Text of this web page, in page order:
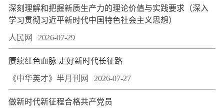
深刻理解和把握新质生产力的理论价值与实践要求（深入
学习贯彻习近平新时代中国特色社会主义思想）
人民网 2026-07-29
赓续红色血脉 走好新时代长征路
《中华英才》半月刊网 2026-07-27
做新时代新征程合格共产党员